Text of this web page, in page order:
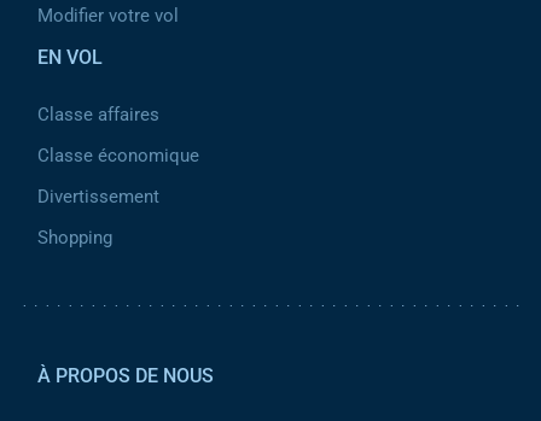
Modifier votre vol
EN VOL
Classe affaires
Classe économique
Divertissement
Shopping
À PROPOS DE NOUS